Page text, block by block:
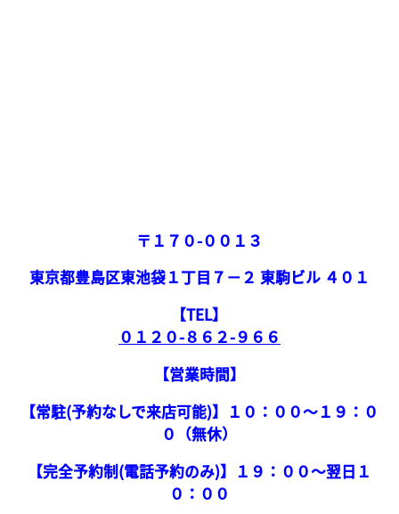
〒１７０-００１３
東京都豊島区東池袋１丁目７−２ 東駒ビル ４０１
【TEL】
０１２０-８６２-９６６
【営業時間】
【常駐(予約なしで来店可能)】１０：００～１９：０
０（無休）
【完全予約制(電話予約のみ)】１９：００～翌日１
０：００